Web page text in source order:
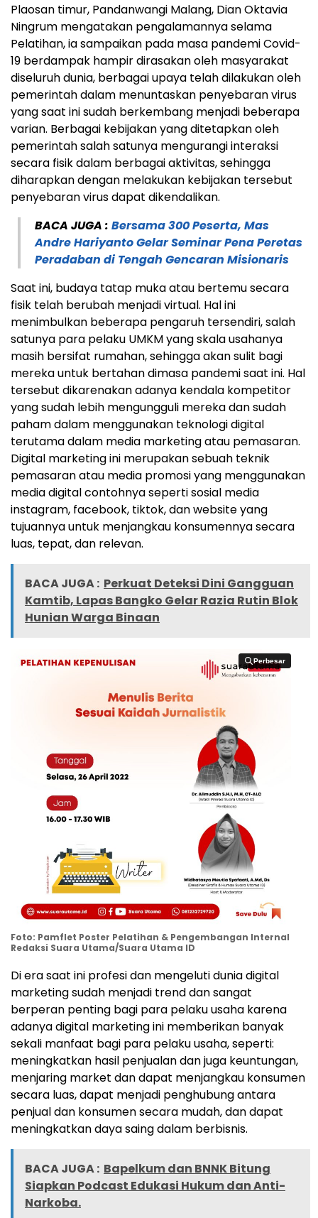
Plaosan timur, Pandanwangi Malang, Dian Oktavia
Ningrum mengatakan pengalamannya selama
Pelatihan, ia sampaikan pada masa pandemi Covid-
19 berdampak hampir dirasakan oleh masyarakat
diseluruh dunia, berbagai upaya telah dilakukan oleh
pemerintah dalam menuntaskan penyebaran virus
yang saat ini sudah berkembang menjadi beberapa
varian. Berbagai kebijakan yang ditetapkan oleh
pemerintah salah satunya mengurangi interaksi
secara fisik dalam berbagai aktivitas, sehingga
diharapkan dengan melakukan kebijakan tersebut
penyebaran virus dapat dikendalikan.
BACA JUGA : Bersama 300 Peserta, Mas
Andre Hariyanto Gelar Seminar Pena Peretas
Peradaban di Tengah Gencaran Misionaris
Saat ini, budaya tatap muka atau bertemu secara
fisik telah berubah menjadi virtual. Hal ini
menimbulkan beberapa pengaruh tersendiri, salah
satunya para pelaku UMKM yang skala usahanya
masih bersifat rumahan, sehingga akan sulit bagi
mereka untuk bertahan dimasa pandemi saat ini. Hal
tersebut dikarenakan adanya kendala kompetitor
yang sudah lebih mengungguli mereka dan sudah
paham dalam menggunakan teknologi digital
terutama dalam media marketing atau pemasaran.
Digital marketing ini merupakan sebuah teknik
pemasaran atau media promosi yang menggunakan
media digital contohnya seperti sosial media
instagram, facebook, tiktok, dan website yang
tujuannya untuk menjangkau konsumennya secara
luas, tepat, dan relevan.
BACA JUGA : Perkuat Deteksi Dini Gangguan
Kamtib, Lapas Bangko Gelar Razia Rutin Blok
Hunian Warga Binaan
Perbesar
Perbesar
Foto: Pamflet Poster Pelatihan & Pengembangan Internal
Redaksi Suara Utama/Suara Utama ID
Di era saat ini profesi dan mengeluti dunia digital
marketing sudah menjadi trend dan sangat
berperan penting bagi para pelaku usaha karena
adanya digital marketing ini memberikan banyak
sekali manfaat bagi para pelaku usaha, seperti:
meningkatkan hasil penjualan dan juga keuntungan,
menjaring market dan dapat menjangkau konsumen
secara luas, dapat menjadi penghubung antara
penjual dan konsumen secara mudah, dan dapat
meningkatkan daya saing dalam berbisnis.
BACA JUGA : Bapelkum dan BNNK Bitung
Siapkan Podcast Edukasi Hukum dan Anti-
Narkoba.